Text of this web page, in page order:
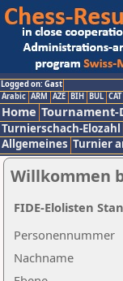
Logged on: Gast
Arabic ARM AZE BIH BUL CAT
Home Tournament-
Turnierschach-Elozahl
Allgemeines Turnier
Willkommen
Nachname
Personennummer
FIDE-Elolisten